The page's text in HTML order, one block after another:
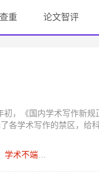
重 论文智评
，《国内学术写作新
学术写作的禁区，给
学术不端规避